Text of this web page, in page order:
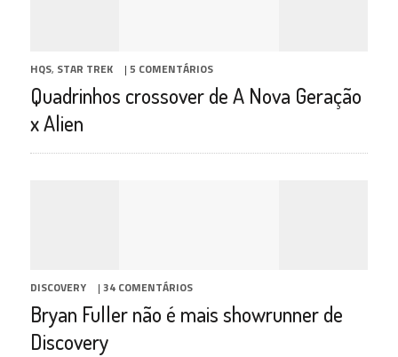
HQS, STAR TREK | 5 COMENTÁRIOS
Quadrinhos crossover de A Nova Geração
x Alien
DISCOVERY | 34 COMENTÁRIOS
Bryan Fuller não é mais showrunner de
Discovery